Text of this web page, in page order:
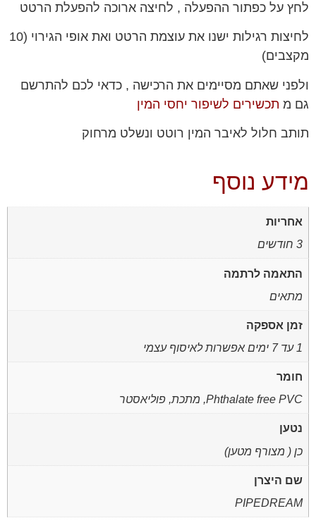
לחץ על כפתור ההפעלה , לחיצה ארוכה להפעלת הרטט
לחיצות רגילות ישנו את עוצמת הרטט ואת אופי הגירוי (10
מקצבים)
ולפני שאתם מסיימים את הרכישה , כדאי לכם להתרשם
גם מ תכשירים לשיפור יחסי המין
תותב חלול לאיבר המין רוטט ונשלט מרחוק
מידע נוסף
אחריות
3 חודשים
התאמה לרתמה
מתאים
זמן אספקה
1 עד 7 ימים אפשרות לאיסוף עצמי
חומר
Phthalate free PVC, מתכת, פוליאסטר
נטען
כן ( מצורף מטען)
שם היצרן
PIPEDREAM